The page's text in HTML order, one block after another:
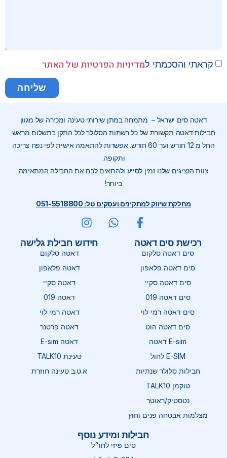
קראתי והסכמתי למדיניות הפרטיות של האתר
שליחה
דאטה סים ישראל – מתמחה במתן שירותי טעינה ומכירה של מגוון
חבילות דאטה תקשורת של כל רשתות הסלולר לכל התקן בתשלום מראש
החל מ 12 חודש ועד 60 חודש. אפשרות להתאמה אישית לפי נפח צריכה
ותקופה.
צוות הנציגים שלנו זמין לסייע ולהתאים לכם את החבילה המתאימה
ביותר!
מחלקת שיווק למתקינים ועסקים טל: 051-5518800
רכישת סים דאטה
סים דאטה סלקום
סים דאטה פלאפון
סים דאטה סקיי
סים דאטה 019
סים דאטה רמי לוי
סים דאטה הוט
E-sim דאטה
E-SIM לחול
חבילות סלולר שנתיות
טוקמן TALK10
נטסטיק/ראוטר
מצלמות אבטחה פנים וחוץ
חידוש חבילת גלישה
דאטה סלקום
דאטה פלאפון
דאטה סקיי
דאטה 019
דאטה רמי לוי
דאטה פרטנר
דאטה E-sim
טעינת TALK10
א.ט.ב טעינה חוזרת
חבילות ומידע נוסף
סים פיזי לחו״ל